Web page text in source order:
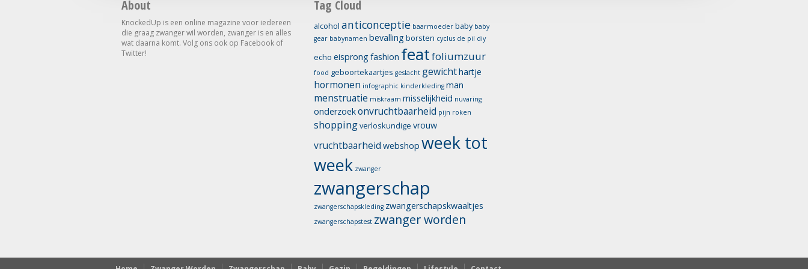
About
KnockedUp is een online magazine voor iedereen
die graag zwanger wil worden, zwanger is en alles
wat daarna komt. Volg ons ook op Facebook of
Twitter!
Tag Cloud
alcohol anticonceptie baarmoeder baby baby
gear babynamen bevalling borsten cyclus de pil diy
echo eisprong fashion featfoliumzuur
food geboortekaartjes geslacht gewichthartje
hormonen infographic kinderkleding man
menstruatie miskraam misselijkheid nuvaring
onderzoekonvruchtbaarheid pijn roken
shoppingverloskundige vrouw
vruchtbaarheid webshop week tot
week zwanger
zwangerschap
zwangerschapskleding zwangerschapskwaaltjes
zwangerschapstest zwanger worden